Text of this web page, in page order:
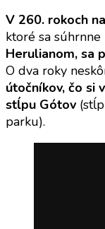
V 260. rokoch
ktoré sa súhrnne
Herulianom, sa
O dva roky
útočníkov, čo si
stĺpu Gótov
parku).